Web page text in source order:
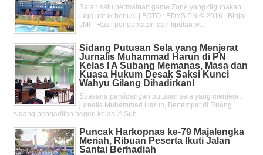
Salah satu permainan game Zone yang digunakan
juga untuk berjudi | FOTO : EDYS PN © 2016 Binjai,
JMI - Hasil pengamatan dan liputan w...
Sidang Putusan Sela yang Menjerat
Jurnalis Muhammad Harun di PN
Kelas l A Subang Memanas, Masa dan
Kuasa Hukum Desak Saksi Kunci
Wahyu Gilang Dihadirkan!
Suasana persidangan putusan sela yang menjerat
jurnalis Muhammad Harun, Bertempat di Ruang
sidang pengadilan negeri kelas IA Sub...
Puncak Harkopnas ke-79 Majalengka
Meriah, Ribuan Peserta Ikuti Jalan
Santai Berhadiah